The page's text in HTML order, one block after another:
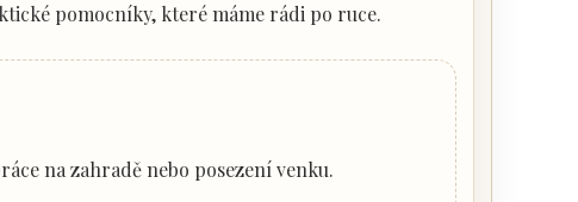
pomocníky, které máme rádi po ruce.
na zahradě nebo posezení venku.